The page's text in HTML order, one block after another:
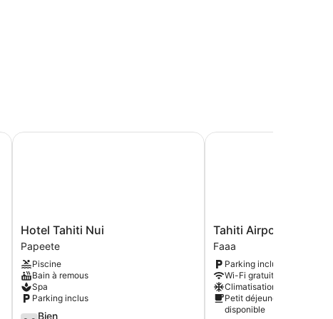
Hotel
Tahiti
Nui
Papeete
Hotel Tahiti Nui
Papeete
Piscine
Bain à remous
Spa
Parking inclus
3.8 Bien
Hotel Tahiti Nui
Tahiti
Airport
Motel
Faaa
Tahiti Airport Motel
Faaa
Parking inclus
Wi-Fi gratuit
Climatisation
Petit déjeuner
disponible
Tahiti Airport Motel